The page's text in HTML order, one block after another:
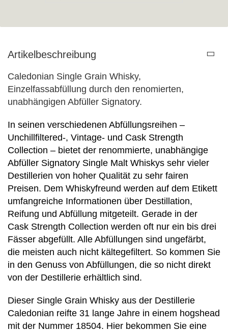
Artikelbeschreibung
Caledonian Single Grain Whisky,
Einzelfassabfüllung durch den renomierten,
unabhängigen Abfüller Signatory.
In seinen verschiedenen Abfüllungsreihen –
Unchillfiltered-, Vintage- und Cask Strength
Collection – bietet der renommierte, unabhängige
Abfüller Signatory Single Malt Whiskys sehr vieler
Destillerien von hoher Qualität zu sehr fairen
Preisen. Dem Whiskyfreund werden auf dem Etikett
umfangreiche Informationen über Destillation,
Reifung und Abfüllung mitgeteilt. Gerade in der
Cask Strength Collection werden oft nur ein bis drei
Fässer abgefüllt. Alle Abfüllungen sind ungefärbt,
die meisten auch nicht kältegefiltert. So kommen Sie
in den Genuss von Abfüllungen, die so nicht direkt
von der Destillerie erhältlich sind.
Dieser Single Grain Whisky aus der Destillerie
Caledonian reifte 31 lange Jahre in einem hogshead
mit der Nummer 18504. Hier bekommen Sie eine